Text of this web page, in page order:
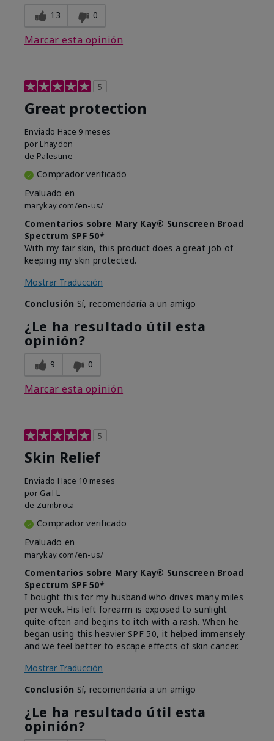
13 0
Marcar esta opinión
5
Great protection
Enviado Hace 9 meses
por Lhaydon
de Palestine
Comprador verificado
Evaluado en
marykay.com/en-us/
Comentarios sobre Mary Kay® Sunscreen Broad
Spectrum SPF 50*
With my fair skin, this product does a great job of
keeping my skin protected.
Mostrar Traducción
Conclusión Sí, recomendaría a un amigo
¿Le ha resultado útil esta
opinión?
9 0
Marcar esta opinión
5
Skin Relief
Enviado Hace 10 meses
por Gail L
de Zumbrota
Comprador verificado
Evaluado en
marykay.com/en-us/
Comentarios sobre Mary Kay® Sunscreen Broad
Spectrum SPF 50*
I bought this for my husband who drives many miles
per week. His left forearm is exposed to sunlight
quite often and begins to itch with a rash. When he
began using this heavier SPF 50, it helped immensely
and we feel better to escape effects of skin cancer.
Mostrar Traducción
Conclusión Sí, recomendaría a un amigo
¿Le ha resultado útil esta
opinión?